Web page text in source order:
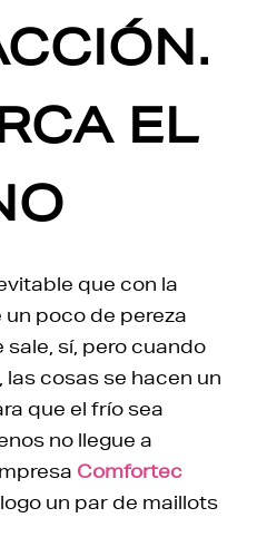
EL
que con la
poco de pereza
sale, sí, pero cuando
las cosas se hacen un
que el frío sea
no llegue a
Comfortec
un par de maillots